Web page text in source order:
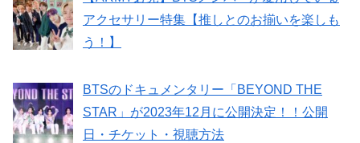
アクセサリー特集【推しとのお揃いを楽しも
う！】
BTSのドキュメンタリー「BEYOND THE
STAR」が2023年12月に公開決定！！公開
日・チケット・視聴方法